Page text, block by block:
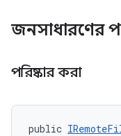
জনসাধারণের
পরিষ্কার করা
public